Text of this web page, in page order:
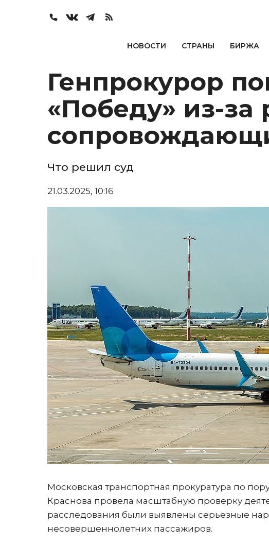
НОВОСТИ СТРАНЫ БИРЖА
Генпрокурор
«Победу» из-за
Что решил суд
21.03.2025, 10:16
Московская транспортная прокуратура по
Краснова провела масштабную проверку
расследования были выявлены серьезные
несовершеннолетних пассажиров.